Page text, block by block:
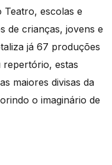
Teatro, escolas e
de crianças, jovens e
já 67 produções
estas
maiores divisas da
o imaginário de